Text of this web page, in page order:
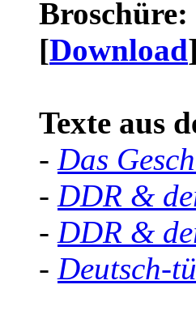
[Download]
Texte aus
- Das
- DDR &
- DDR &
- Deutsch-